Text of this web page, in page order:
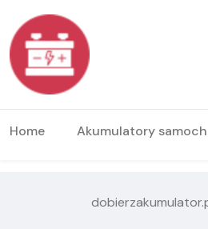
Home Akumulatory